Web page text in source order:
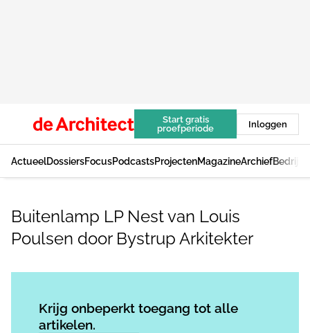
Start gratis
proefperiode
Inloggen
ActueelDossiersFocusPodcastsProjectenMagazineArchief
Buitenlamp LP Nest van Louis
Poulsen door Bystrup Arkitekter
Krijg onbeperkt toegang tot alle
artikelen.